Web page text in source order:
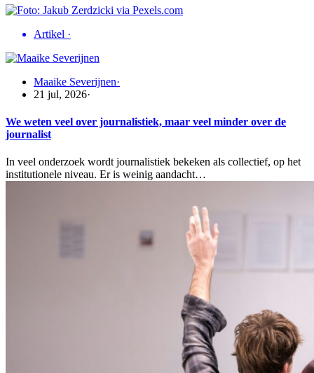
Artikel ·
Maaike Severijnen·
21 jul, 2026·
We weten veel over journalistiek, maar veel minder over de
journalist
In veel onderzoek wordt journalistiek bekeken als collectief, op het
institutionele niveau. Er is weinig aandacht…